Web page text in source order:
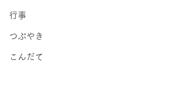
行事
つぶやき
こんだて